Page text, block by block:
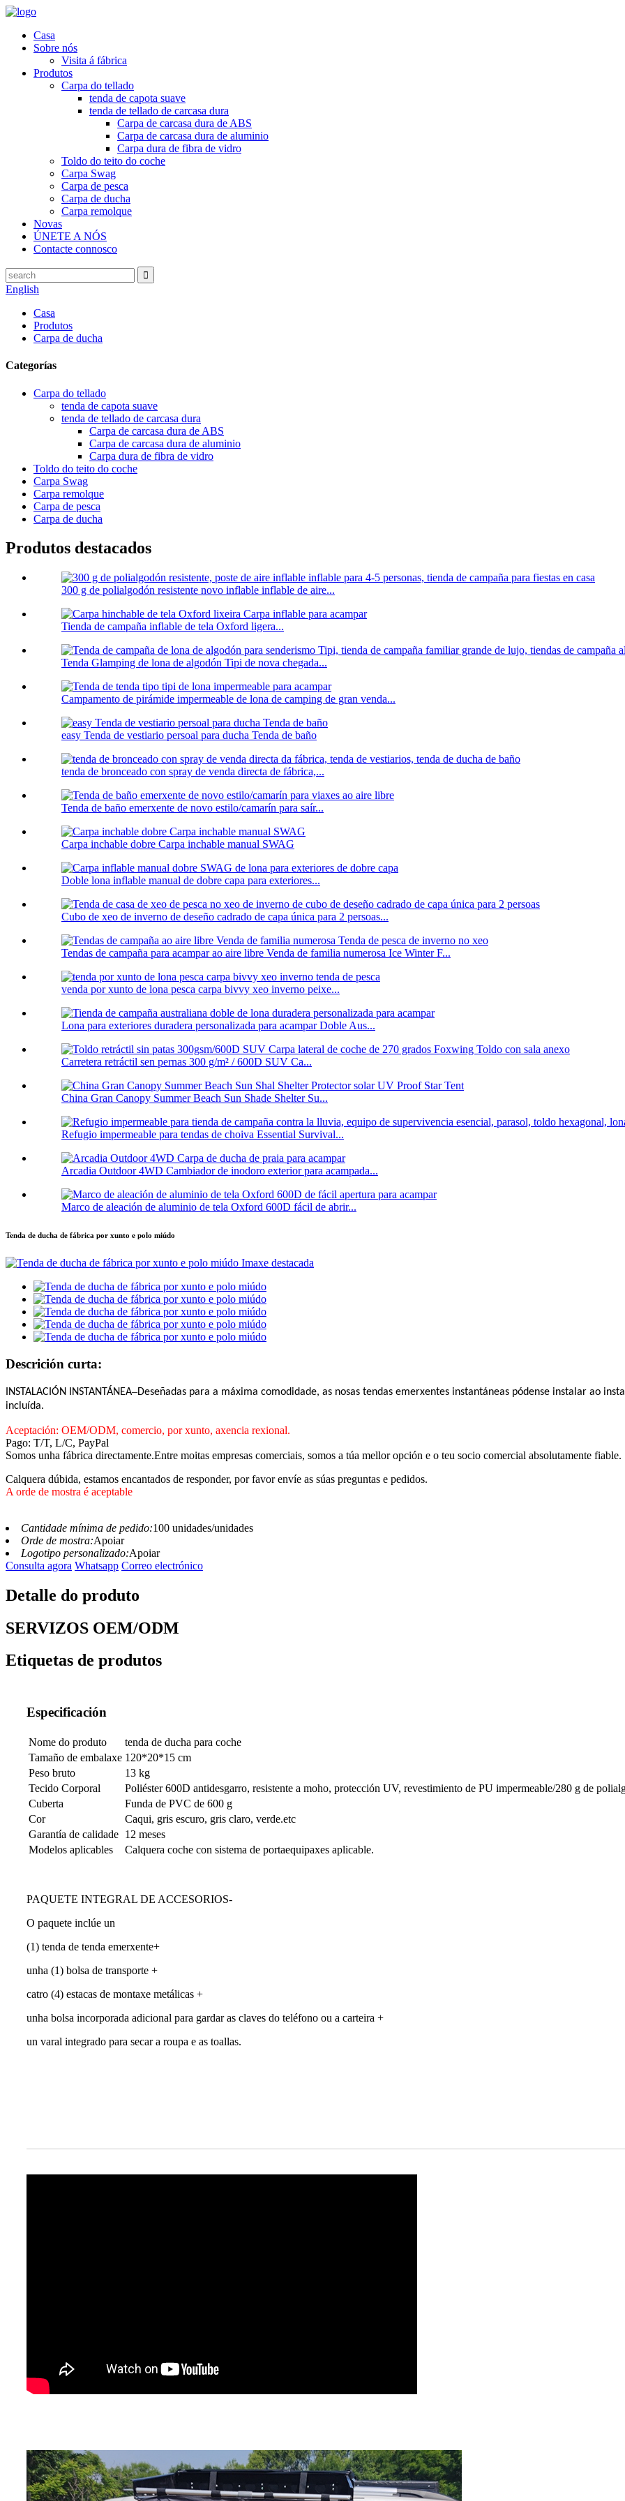
Casa
Sobre nós
Visita á fábrica
Produtos
Carpa do tellado
tenda de capota suave
tenda de tellado de carcasa dura
Carpa de carcasa dura de ABS
Carpa de carcasa dura de aluminio
Carpa dura de fibra de vidro
Toldo do teito do coche
Carpa Swag
Carpa de pesca
Carpa de ducha
Carpa remolque
Novas
ÚNETE A NÓS
Contacte connosco
English
Casa
Produtos
Carpa de ducha
Categorías
Carpa do tellado
tenda de capota suave
tenda de tellado de carcasa dura
Carpa de carcasa dura de ABS
Carpa de carcasa dura de aluminio
Carpa dura de fibra de vidro
Toldo do teito do coche
Carpa Swag
Carpa remolque
Carpa de pesca
Carpa de ducha
Produtos destacados
300 g de polialgodón resistente novo inflable inflable de aire...
Tienda de campaña inflable de tela Oxford ligera...
Tenda Glamping de lona de algodón Tipi de nova chegada...
Campamento de pirámide impermeable de lona de camping de gran venda...
easy Tenda de vestiario persoal para ducha Tenda de baño
tenda de bronceado con spray de venda directa de fábrica,...
Tenda de baño emerxente de novo estilo/camarín para saír...
Carpa inchable dobre Carpa inchable manual SWAG
Doble lona inflable manual de dobre capa para exteriores...
Cubo de xeo de inverno de deseño cadrado de capa única para 2 persoas...
Tendas de campaña para acampar ao aire libre Venda de familia numerosa Ice Winter F...
venda por xunto de lona pesca carpa bivvy xeo inverno peixe...
Lona para exteriores duradera personalizada para acampar Doble Aus...
Carretera retráctil sen pernas 300 g/m² / 600D SUV Ca...
China Gran Canopy Summer Beach Sun Shade Shelter Su...
Refugio impermeable para tendas de choiva Essential Survival...
Arcadia Outdoor 4WD Cambiador de inodoro exterior para acampada...
Marco de aleación de aluminio de tela Oxford 600D fácil de abrir...
Tenda de ducha de fábrica por xunto e polo miúdo
Descrición curta:
INSTALACIÓN INSTANTÁNEA–Deseñadas para a máxima comodidade, as nosas tendas emerxentes instantáneas pódense instalar ao
incluída.
Aceptación: OEM/ODM, comercio, por xunto, axencia rexional.
Pago: T/T, L/C, PayPal
Somos unha fábrica directamente.Entre moitas empresas comerciais, somos a túa mellor opción e o teu socio comercial absolutamente fiable.
Calquera dúbida, estamos encantados de responder, por favor envíe as súas preguntas e pedidos.
A orde de mostra é aceptable
Cantidade mínima de pedido:100 unidades/unidades
Orde de mostra:Apoiar
Logotipo personalizado:Apoiar
Consulta agora Whatsapp Correo electrónico
Detalle do produto
SERVIZOS OEM/ODM
Etiquetas de produtos
Especificación
Nome do produto
tenda de ducha para coche
Tamaño de embalaxe 120*20*15 cm
Peso bruto
13 kg
Tecido Corporal
Poliéster 600D antidesgarro, resistente a moho, protección UV, revestimiento de PU impermeable/280 g de
Cuberta
Funda de PVC de 600 g
Cor
Caqui, gris escuro, gris claro, verde.etc
Garantía de calidade 12 meses
Modelos aplicables
Calquera coche con sistema de portaequipaxes aplicable.
PAQUETE INTEGRAL DE ACCESORIOS-
O paquete inclúe un
(1) tenda de tenda emerxente+
unha (1) bolsa de transporte +
catro (4) estacas de montaxe metálicas +
unha bolsa incorporada adicional para gardar as claves do teléfono ou a carteira +
un varal integrado para secar a roupa e as toallas.